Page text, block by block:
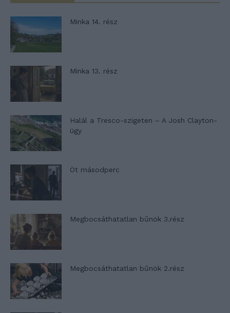
Minka 14. rész
Minka 13. rész
Halál a Tresco-szigeten – A Josh Clayton-
ügy
Öt másodperc
Megbocsáthatatlan bűnök 3.rész
Megbocsáthatatlan bűnök 2.rész